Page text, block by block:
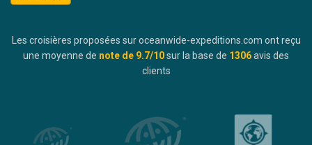
Les croisières proposées sur oceanwide-expeditions.com ont reçu
une moyenne de note de 9.7/10sur la base de 1306avis des
clients